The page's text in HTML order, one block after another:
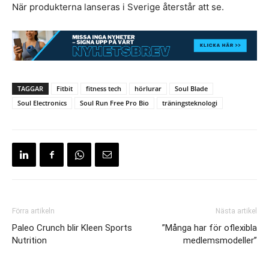
När produkterna lanseras i Sverige återstår att se.
TAGGAR Fitbit fitness tech hörlurar
Soul Blade
Soul Electronics
Soul Run Free Pro Bio träningsteknologi
Förra artikeln
Paleo Crunch blir Kleen Sports
Nutrition
Nästa artikel
”Många har för oflexibla
medlemsmodeller”